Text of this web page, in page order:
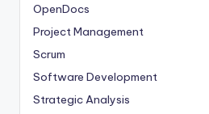
OpenDocs
Project Management
Scrum
Software Development
Strategic Analysis